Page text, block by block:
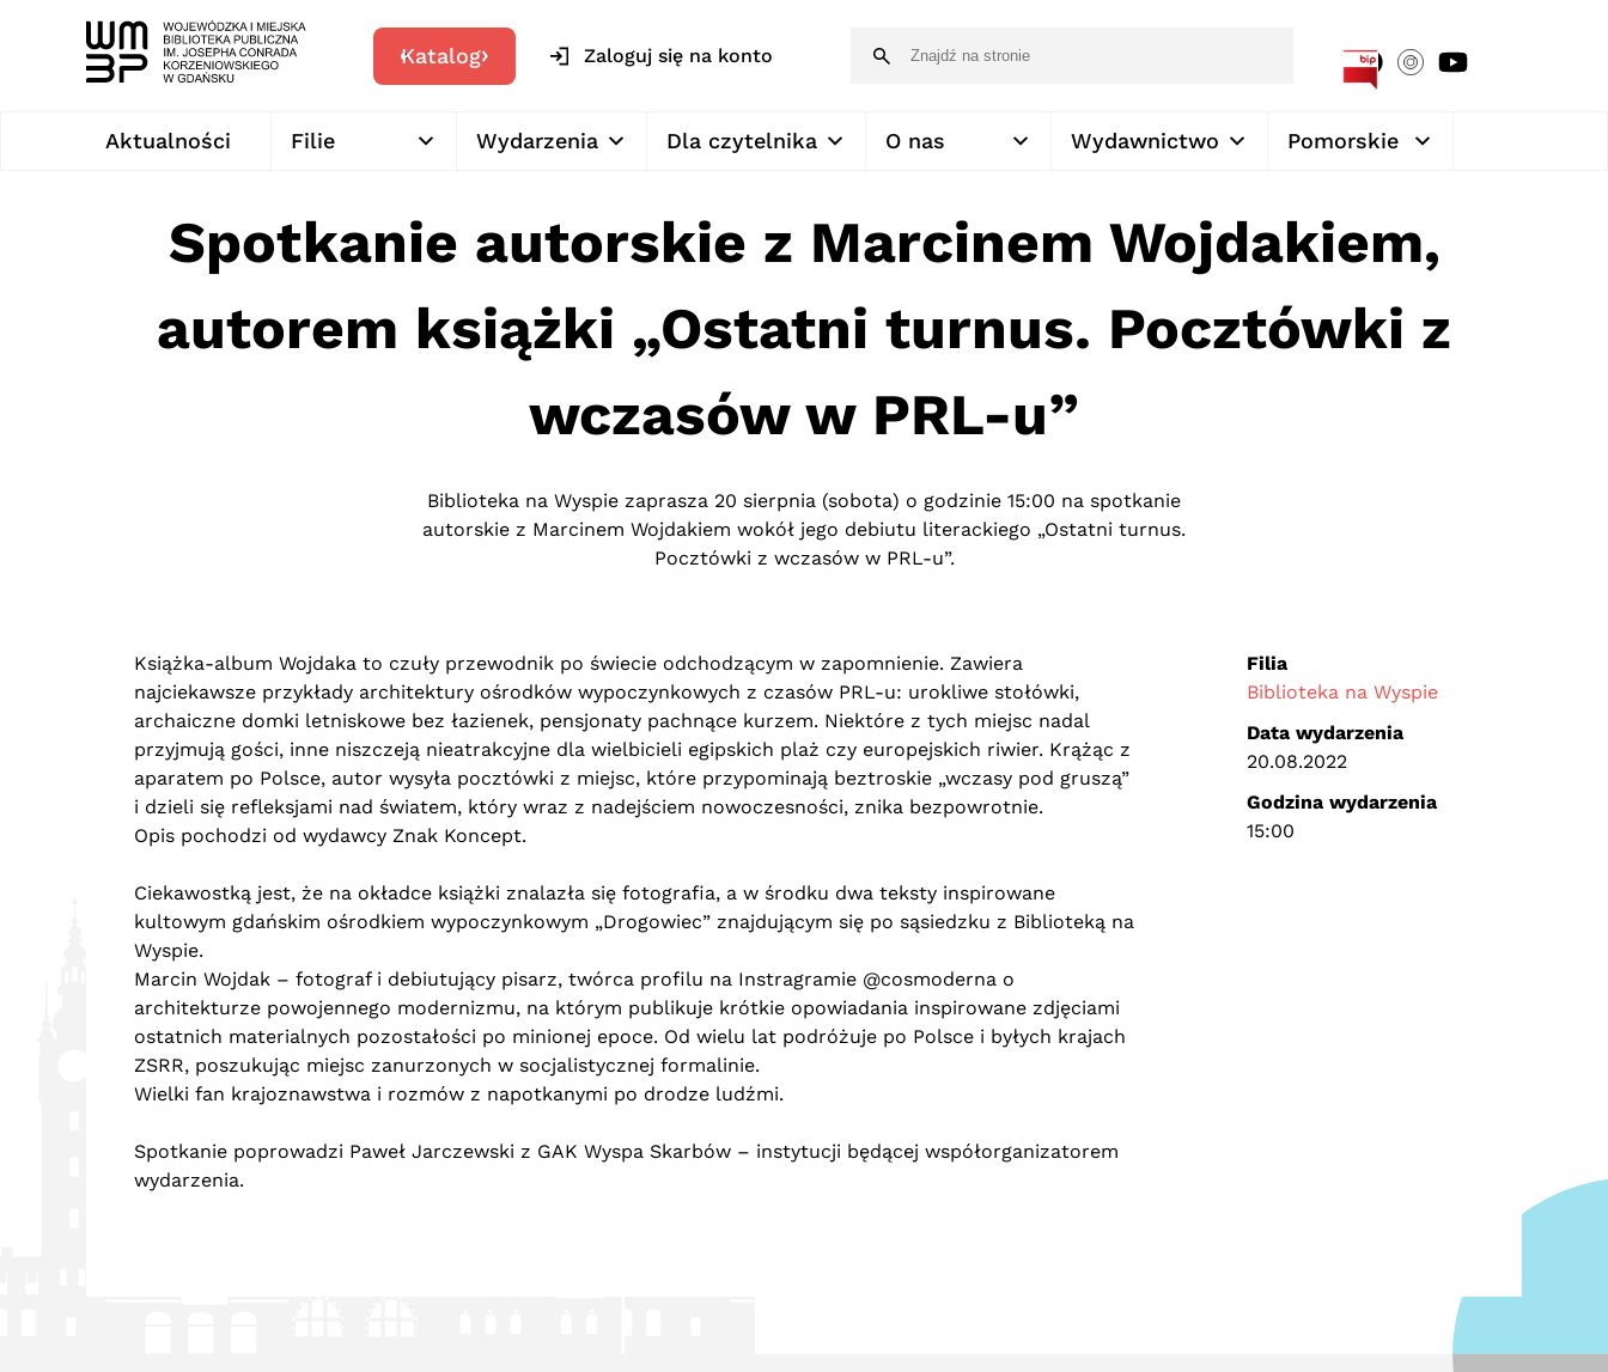
Katalog Zaloguj się na konto
Aktualności Filie Wydarzenia Dla czytelnika O nas Wydawnictwo Pomorskie
Spotkanie autorskie z Marcinem Wojdakiem,
autorem książki „Ostatni turnus. Pocztówki z
wczasów w PRL-u”
Biblioteka na Wyspie zaprasza 20 sierpnia (sobota) o godzinie 15:00 na spotkanie
autorskie z Marcinem Wojdakiem wokół jego debiutu literackiego „Ostatni turnus.
Pocztówki z wczasów w PRL-u”.
Książka-album Wojdaka to czuły przewodnik po świecie odchodzącym w zapomnienie. Zawiera
najciekawsze przykłady architektury ośrodków wypoczynkowych z czasów PRL-u: urokliwe stołówki,
archaiczne domki letniskowe bez łazienek, pensjonaty pachnące kurzem. Niektóre z tych miejsc nadal
przyjmują gości, inne niszczeją nieatrakcyjne dla wielbicieli egipskich plaż czy europejskich riwier. Krążąc z
aparatem po Polsce, autor wysyła pocztówki z miejsc, które przypominają beztroskie „wczasy pod gruszą”
i dzieli się refleksjami nad światem, który wraz z nadejściem nowoczesności, znika bezpowrotnie.
Opis pochodzi od wydawcy Znak Koncept.
Ciekawostką jest, że na okładce książki znalazła się fotografia, a w środku dwa teksty inspirowane
kultowym gdańskim ośrodkiem wypoczynkowym „Drogowiec” znajdującym się po sąsiedzku z Biblioteką na
Wyspie.
Marcin Wojdak – fotograf i debiutujący pisarz, twórca profilu na Instragramie @cosmoderna o
architekturze powojennego modernizmu, na którym publikuje krótkie opowiadania inspirowane zdjęciami
ostatnich materialnych pozostałości po minionej epoce. Od wielu lat podróżuje po Polsce i byłych krajach
ZSRR, poszukując miejsc zanurzonych w socjalistycznej formalinie.
Wielki fan krajoznawstwa i rozmów z napotkanymi po drodze ludźmi.
Spotkanie poprowadzi Paweł Jarczewski z GAK Wyspa Skarbów – instytucji będącej współorganizatorem
wydarzenia.
Filia
Biblioteka na Wyspie
Data wydarzenia
20.08.2022
Godzina wydarzenia
15:00